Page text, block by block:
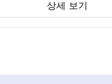
상세 보기